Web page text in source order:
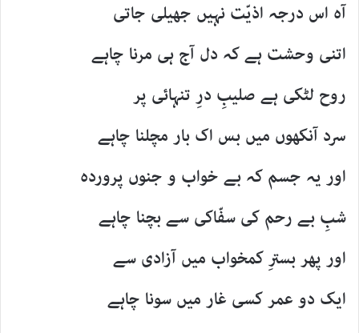
آہ اس درجہ اذیّت نہیں جھیلی جاتی
اتنی وحشت ہے کہ دل آج ہی مرنا چاہے
روح لٹکی ہے صلیبِ درِ تنہائی پر
سرد آنکھوں میں بس اک بار مچلنا چاہے
اور یہ جسم کہ بے خواب و جنوں پروردہ
شبِ بے رحم کی سفّاکی سے بچنا چاہے
اور پھر بسترِ کمخواب میں آزادی سے
ایک دو عمر کسی غار میں سونا چاہے